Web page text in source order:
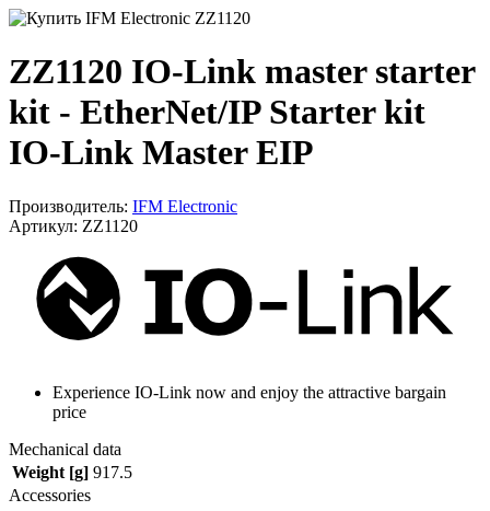
ZZ1120 IO-Link master starter
kit - EtherNet/IP Starter kit
IO-Link Master EIP
Производитель: IFM Electronic
Артикул: ZZ1120
Experience IO-Link now and enjoy the attractive bargain
price
Mechanical data
Weight [g] 917.5
Accessories